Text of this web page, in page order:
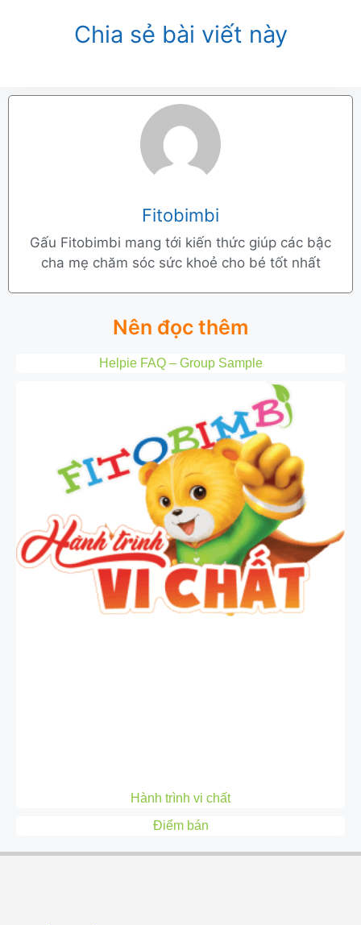
Chia sẻ bài viết này
Fitobimbi
Gấu Fitobimbi mang tới kiến thức giúp các bậc
cha mẹ chăm sóc sức khoẻ cho bé tốt nhất
Nên đọc thêm
Helpie FAQ – Group Sample
Hành trình vi chất
Điểm bán